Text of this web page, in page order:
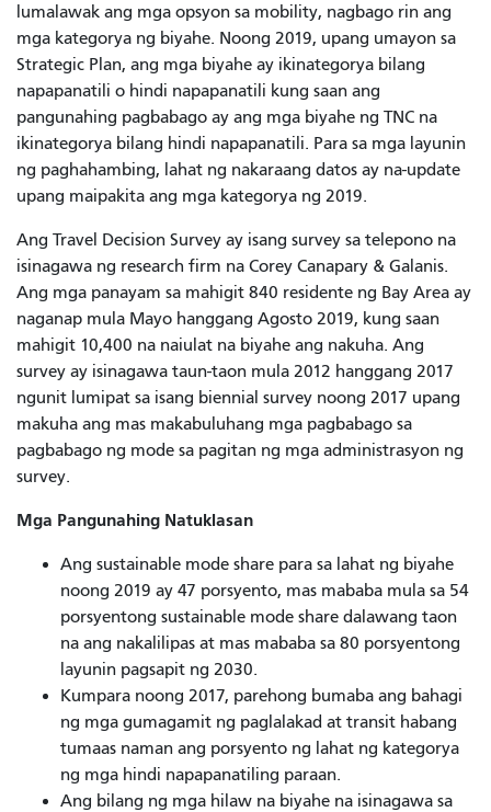
lumalawak ang mga opsyon sa mobility, nagbago rin ang
mga kategorya ng biyahe. Noong 2019, upang umayon sa
Strategic Plan, ang mga biyahe ay ikinategorya bilang
napapanatili o hindi napapanatili kung saan ang
pangunahing pagbabago ay ang mga biyahe ng TNC na
ikinategorya bilang hindi napapanatili. Para sa mga layunin
ng paghahambing, lahat ng nakaraang datos ay na-update
upang maipakita ang mga kategorya ng 2019.
Ang Travel Decision Survey ay isang survey sa telepono na
isinagawa ng research firm na Corey Canapary & Galanis.
Ang mga panayam sa mahigit 840 residente ng Bay Area ay
naganap mula Mayo hanggang Agosto 2019, kung saan
mahigit 10,400 na naiulat na biyahe ang nakuha. Ang
survey ay isinagawa taun-taon mula 2012 hanggang 2017
ngunit lumipat sa isang biennial survey noong 2017 upang
makuha ang mas makabuluhang mga pagbabago sa
pagbabago ng mode sa pagitan ng mga administrasyon ng
survey.
Mga Pangunahing Natuklasan
Ang sustainable mode share para sa lahat ng biyahe
noong 2019 ay 47 porsyento, mas mababa mula sa 54
porsyentong sustainable mode share dalawang taon
na ang nakalilipas at mas mababa sa 80 porsyentong
layunin pagsapit ng 2030.
Kumpara noong 2017, parehong bumaba ang bahagi
ng mga gumagamit ng paglalakad at transit habang
tumaas naman ang porsyento ng lahat ng kategorya
ng mga hindi napapanatiling paraan.
Ang bilang ng mga hilaw na biyahe na isinagawa sa